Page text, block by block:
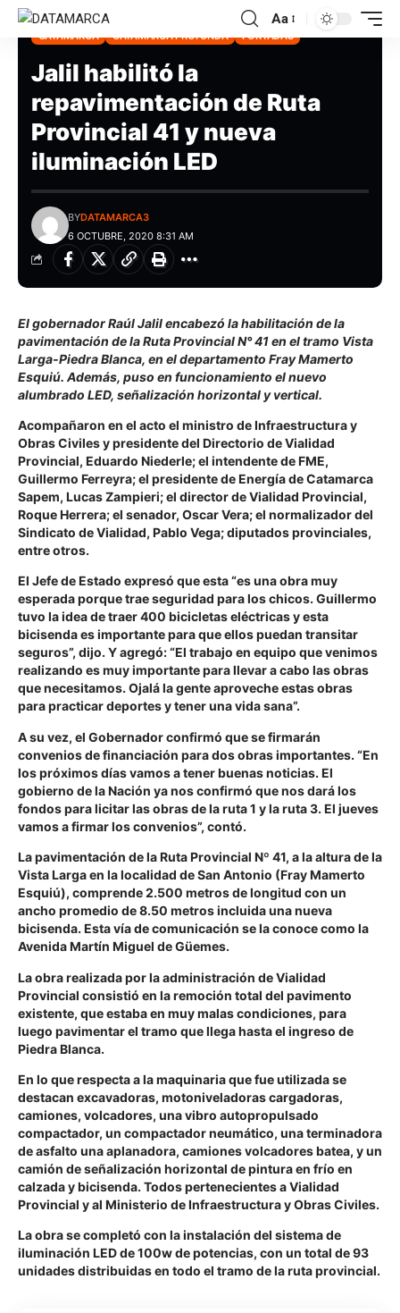
Aa
CATAMARCA CATAMARCA PROFUNDA PORTADAS
Jalil habilitó la
repavimentación de Ruta
Provincial 41 y nueva
iluminación LED
6 OCTUBRE, 2020 8:31 AM
BYDATAMARCA3
El gobernador Raúl Jalil encabezó la habilitación de la
pavimentación de la Ruta Provincial N° 41 en el tramo Vista
Larga-Piedra Blanca, en el departamento Fray Mamerto
Esquiú. Además, puso en funcionamiento el nuevo
alumbrado LED, señalización horizontal y vertical.
Acompañaron en el acto el ministro de Infraestructura y
Obras Civiles y presidente del Directorio de Vialidad
Provincial, Eduardo Niederle; el intendente de FME,
Guillermo Ferreyra; el presidente de Energía de Catamarca
Sapem, Lucas Zampieri; el director de Vialidad Provincial,
Roque Herrera; el senador, Oscar Vera; el normalizador del
Sindicato de Vialidad, Pablo Vega; diputados provinciales,
entre otros.
El Jefe de Estado expresó que esta “es una obra muy
esperada porque trae seguridad para los chicos. Guillermo
tuvo la idea de traer 400 bicicletas eléctricas y esta
bicisenda es importante para que ellos puedan transitar
seguros”, dijo. Y agregó: “El trabajo en equipo que venimos
realizando es muy importante para llevar a cabo las obras
que necesitamos. Ojalá la gente aproveche estas obras
para practicar deportes y tener una vida sana”.
A su vez, el Gobernador confirmó que se firmarán
convenios de financiación para dos obras importantes. “En
los próximos días vamos a tener buenas noticias. El
gobierno de la Nación ya nos confirmó que nos dará los
fondos para licitar las obras de la ruta 1 y la ruta 3. El jueves
vamos a firmar los convenios”, contó.
La pavimentación de la Ruta Provincial Nº 41, a la altura de la
Vista Larga en la localidad de San Antonio (Fray Mamerto
Esquiú), comprende 2.500 metros de longitud con un
ancho promedio de 8.50 metros incluida una nueva
bicisenda. Esta vía de comunicación se la conoce como la
Avenida Martín Miguel de Güemes.
La obra realizada por la administración de Vialidad
Provincial consistió en la remoción total del pavimento
existente, que estaba en muy malas condiciones, para
luego pavimentar el tramo que llega hasta el ingreso de
Piedra Blanca.
En lo que respecta a la maquinaria que fue utilizada se
destacan excavadoras, motoniveladoras cargadoras,
camiones, volcadores, una vibro autopropulsado
compactador, un compactador neumático, una terminadora
de asfalto una aplanadora, camiones volcadores batea, y un
camión de señalización horizontal de pintura en frío en
calzada y bicisenda. Todos pertenecientes a Vialidad
Provincial y al Ministerio de Infraestructura y Obras Civiles.
La obra se completó con la instalación del sistema de
iluminación LED de 100w de potencias, con un total de 93
unidades distribuidas en todo el tramo de la ruta provincial.